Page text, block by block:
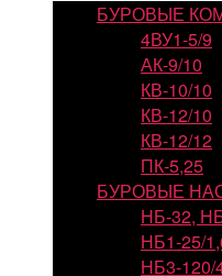
БУРОВЫЕ
4ВУ1-5/9
АК-9/10
КВ-10/10
КВ-12/10
КВ-12/12
ПК-5,25
БУРОВЫЕ
НБ-32,
НБ1-25/
НБ3-120/